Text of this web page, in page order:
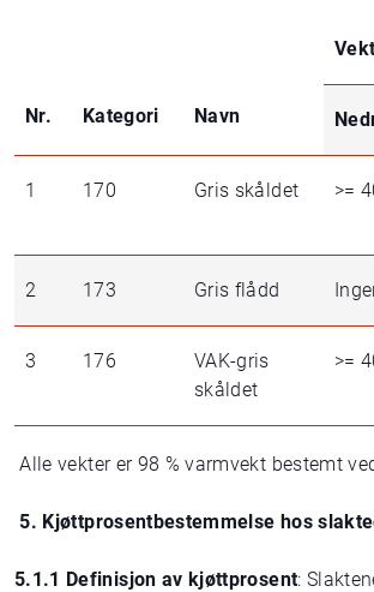
Nr. Kategori Navn
1 170 Gris skåldet >=
2 173 Gris flådd
3 176
VAK-gris
skåldet
>=
Alle vekter er 98 % varmvekt bestemt
5. Kjøttprosentbestemmelse hos
5.1.1 Definisjon av kjøttprosent: